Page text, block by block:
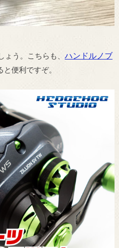
ょう。こちらも、 ハンドルノブ
と便利ですぞ。